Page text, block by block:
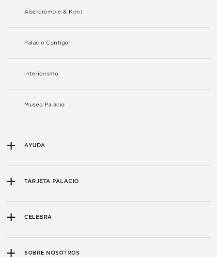
Abercrombie & Kent
Palacio Contigo
Interiorismo
Museo Palacio
AYUDA
TARJETA PALACIO
CELEBRA
SOBRE NOSOTROS